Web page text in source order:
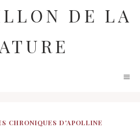
DE LA
CHRONIQUES D'APOLLINE